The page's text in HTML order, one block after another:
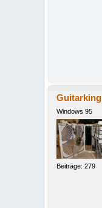
Guitarking
Windows 95
Beiträge: 279